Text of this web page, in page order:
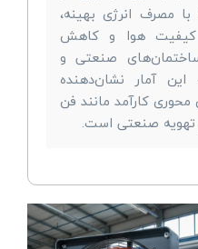
مصرف انرژی بهینه،
هوا و کاهش
صنعتی و
آمار نشان‌دهنده
کارآمد مانند فن
تهویه صنعتی است.